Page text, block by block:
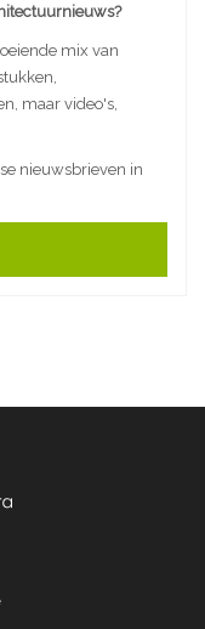
mix van
maar video's,
nieuwsbrieven in